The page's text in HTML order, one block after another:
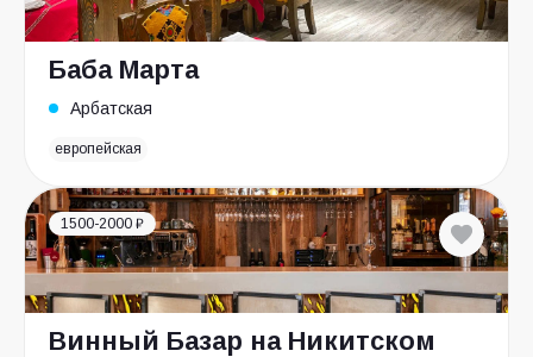
Баба Марта
Арбатская
европейская
1500-2000 ₽
Винный Базар на Никитском